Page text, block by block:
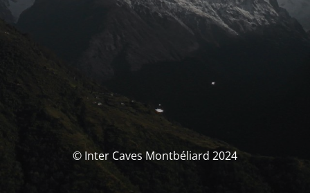
© Inter Caves Montbéliard 2024